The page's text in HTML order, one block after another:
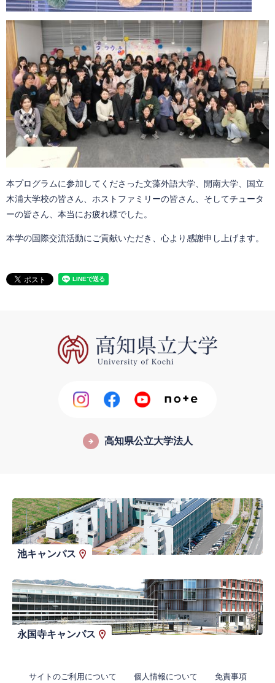
本プログラムに参加してくださった文藻外語大学、開南大学、国立
木浦大学校の皆さん、ホストファミリーの皆さん、そしてチュータ
ーの皆さん、本当にお疲れ様でした。
本学の国際交流活動にご貢献いただき、心より感謝申し上げます。
高知県公立大学法人
池キャンパス
永国寺キャンパス
サイトのご利用について 個人情報について 免責事項